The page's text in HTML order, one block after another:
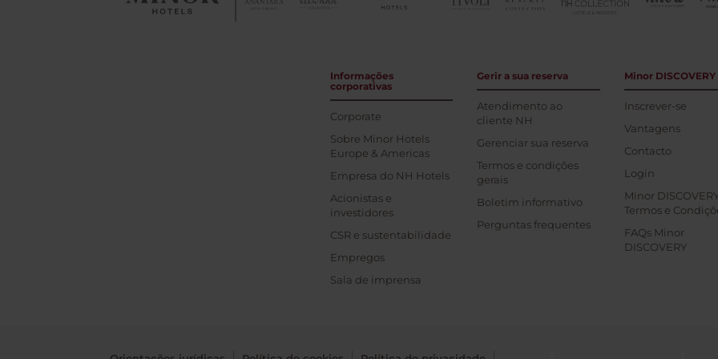
Informações
corporativas
Corporate
Sobre Minor Hotels
Europe & Americas
Empresa do NH Hotels
Acionistas e
investidores
CSR e sustentabilidade
Empregos
Sala de imprensa
Gerir a sua reserva
Atendimento ao
cliente NH
Gerenciar sua reserva
Termos e condições
gerais
Boletim informativo
Perguntas frequentes
Minor DISCOVERY
Inscrever-se
Vantagens
Contacto
Login
Minor
Termos e
FAQs Minor
DISCOVERY